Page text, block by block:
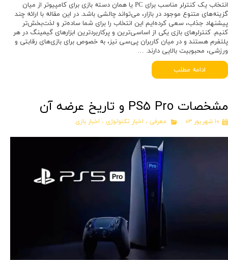
انتخاب یک کنترلر مناسب برای PC یا همان دسته بازی برای کامپیوتر از میان
گزینه‌های متنوع موجود در بازار، می‌تواند چالشی باشد. در این مقاله با ارائه چند
پیشنهاد جذاب، سعی کرده‌ایم این انتخاب را برای شما ساده‌تر و لذت‌بخش‌تر
کنیم. کنترلرهای بازی یکی از اساسی‌ترین و پرکاربردترین ابزارهای گیمینگ در هر
پلتفرم هستند و در میان کاربران پی‌سی نیز، به خصوص برای بازی‌های رقابتی و
ورزشی، محبوبیت بالایی دارند. …
ادامه مطلب
مشخصات PS5 Pro و تاریخ عرضه آن
۱۰ شهریور ۰۳ معرفی ، اخبار تکنولوژی ، اخبار بازی